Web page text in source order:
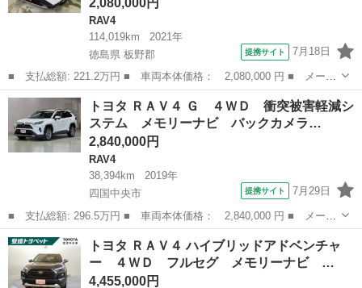
RAV4
114,019km
2021年
徳島県 板野郡
提携サイト 7月18日
■ 支払総額: 221.2万円 ■ 車両本体価格： 2,080,000 円 ■ メーカ
ー名： トヨタ ■ 車種名： ＲＡＶ４ ■ グレード名： Ｇ ４Ｗ
Ｄ バックカメラ 衝突被害軽減システム ＥＴＣ ドラレコ ＬＥ
Ｄヘッド...
徳島 板野郡 RAV4
トヨタ ＲＡＶ４ Ｇ ４ＷＤ 衝突被害軽減シ
ステム メモリーナビ バックカメラ…
2,840,000円
RAV4
38,394km
2019年
四国中央市
提携サイト 7月29日
■ 支払総額: 296.5万円 ■ 車両本体価格： 2,840,000 円 ■ メーカ
ー名： トヨタ ■ 車種名： ＲＡＶ４ ■ グレード名： Ｇ ４Ｗ
Ｄ 衝突被害軽減システム メモリーナビ バックカメラ フルセ
グ ＬＥＤ...
愛媛 四国中央市
トヨタ ＲＡＶ４ ハイブリッドアドベンチャ
ー ４ＷＤ フルセグ メモリーナビ …
4,455,000円